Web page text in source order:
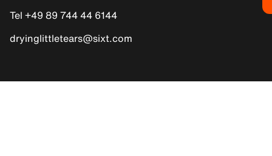
Tel +49 89 744 44 6144
dryinglittletears@sixt.com